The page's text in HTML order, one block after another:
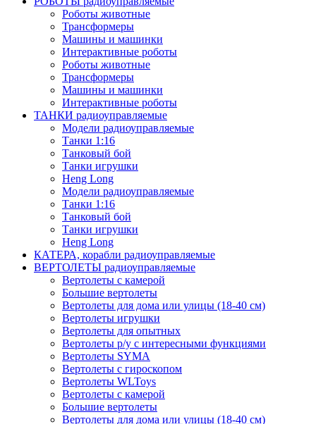
Роботы животные
Трансформеры
Машины и машинки
Интерактивные роботы
Роботы животные
Трансформеры
Машины и машинки
Интерактивные роботы
ТАНКИ радиоуправляемые
Модели радиоуправляемые
Танки 1:16
Танковый бой
Танки игрушки
Heng Long
Модели радиоуправляемые
Танки 1:16
Танковый бой
Танки игрушки
Heng Long
КАТЕРА, корабли радиоуправляемые
ВЕРТОЛЕТЫ радиоуправляемые
Вертолеты с камерой
Большие вертолеты
Вертолеты для дома или улицы (18-40 см)
Вертолеты игрушки
Вертолеты для опытных
Вертолеты р/у с интересными функциями
Вертолеты SYMA
Вертолеты с гироскопом
Вертолеты WLToys
Вертолеты с камерой
Большие вертолеты
Вертолеты для дома или улицы (18-40 см)